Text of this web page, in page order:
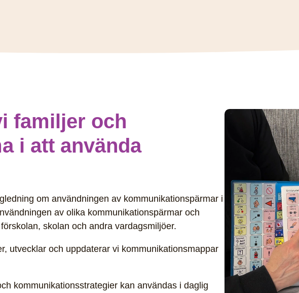
familjer och
i att använda
om användningen av kommunikationspärmar i
av olika kommunikationspärmar och
skolan och andra vardagsmiljöer.
utvecklar och uppdaterar vi kommunikationsmappar
kommunikationsstrategier kan användas i daglig